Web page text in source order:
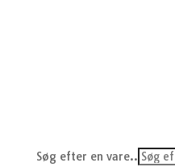
Søg efter en vare..